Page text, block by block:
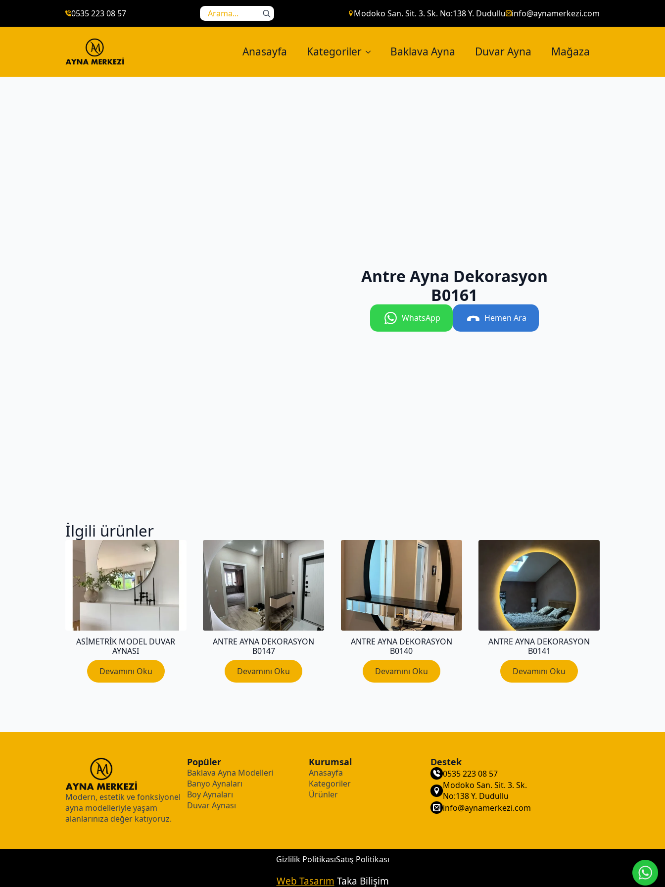
0535 223 08 57
Search
for:
Modoko San. Sit. 3. Sk. No:138 Y. Dudullu info@aynamerkezi.com
Anasayfa Kategoriler Baklava Ayna Duvar Ayna Mağaza
Antre Ayna Dekorasyon
B0161
WhatsApp Hemen Ara
İlgili ürünler
ASIMETRIK MODEL DUVAR
AYNASI
Devamını Oku
ANTRE AYNA DEKORASYON
B0147
Devamını Oku
ANTRE AYNA DEKORASYON
B0140
Devamını Oku
ANTRE AYNA DEKORASYON
B0141
Devamını Oku
Modern, estetik ve fonksiyonel
ayna modelleriyle yaşam
alanlarınıza değer katıyoruz.
Popüler
Baklava Ayna Modelleri
Banyo Aynaları
Boy Aynaları
Duvar Aynası
Kurumsal
Anasayfa
Kategoriler
Ürünler
Destek
0535 223 08 57
Modoko San. Sit. 3. Sk.
No:138 Y. Dudullu
info@aynamerkezi.com
Gizlilik PolitikasıSatış Politikası
Web Tasarım Taka Bilişim